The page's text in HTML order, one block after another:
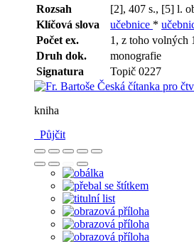
Rozsah
[2], 407 s., [5] l.
Klíčová slova
učebnice *
Počet ex.
1, z toho volných 1
Druh dok.
monografie
Signatura
Topič 0227
kniha
Půjčit